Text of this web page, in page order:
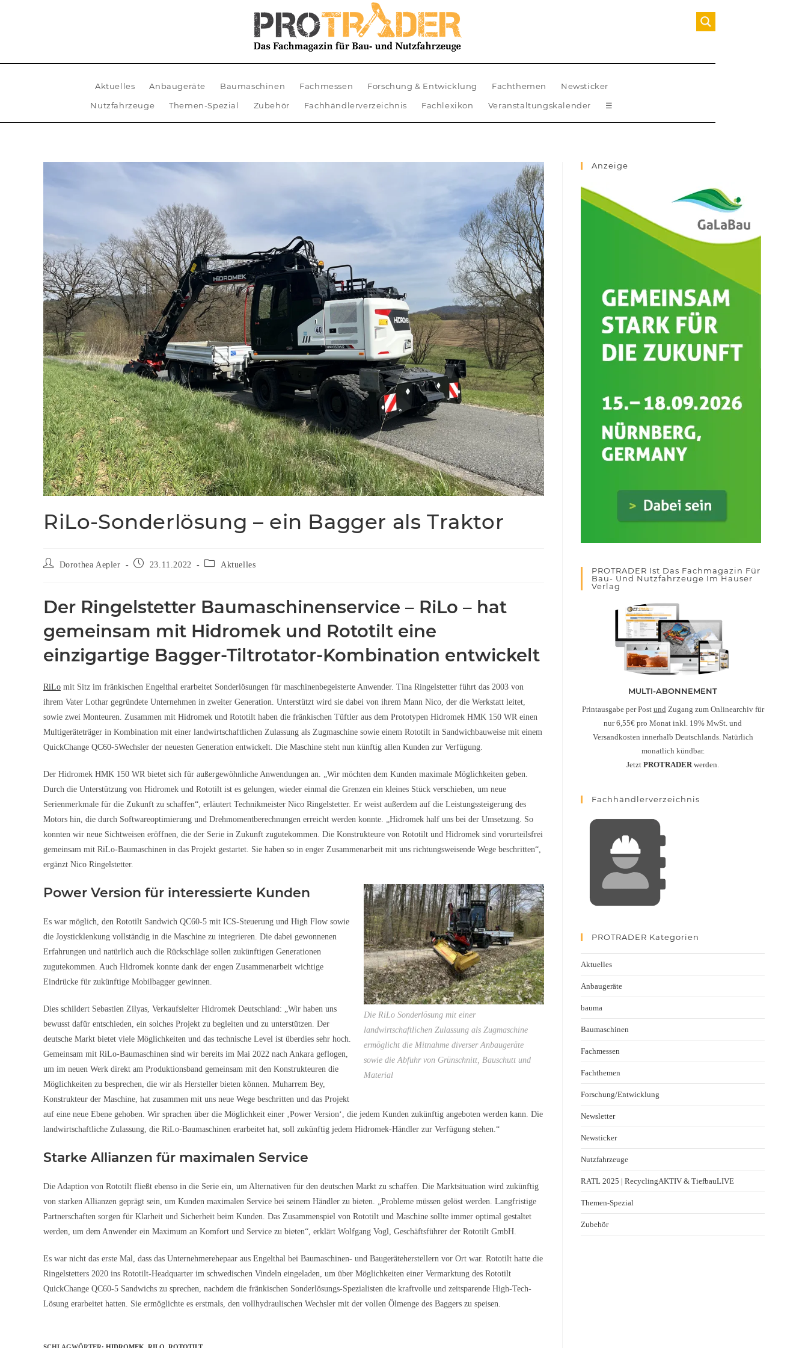
Aktuelles Anbaugeräte Baumaschinen Fachmessen Forschung & Entwicklung Fachthemen
Newsticker
Nutzfahrzeuge
Themen-Spezial Zubehör Fachhändlerverzeichnis Fachlexikon Veranstaltungskalender ☰
RiLo-Sonderlösung – ein Bagger als Traktor
Dorothea Aepler 23.11.2022 Aktuelles
Der Ringelstetter Baumaschinenservice – RiLo – hat
gemeinsam mit Hidromek und Rototilt eine
einzigartige Bagger-Tiltrotator-Kombination entwickelt
RiLo mit Sitz im fränkischen Engelthal erarbeitet Sonderlösungen für maschinenbegeisterte Anwender. Tina Ringelstetter führt das 2003 von
ihrem Vater Lothar gegründete Unternehmen in zweiter Generation. Unterstützt wird sie dabei von ihrem Mann Nico, der die Werkstatt leitet,
sowie zwei Monteuren. Zusammen mit Hidromek und Rototilt haben die fränkischen Tüftler aus dem Prototypen Hidromek HMK 150 WR einen
Multigeräteträger in Kombination mit einer landwirtschaftlichen Zulassung als Zugmaschine sowie einem Rototilt in Sandwichbauweise mit einem
QuickChange QC60-5Wechsler der neuesten Generation entwickelt. Die Maschine steht nun künftig allen Kunden zur Verfügung.
Der Hidromek HMK 150 WR bietet sich für außergewöhnliche Anwendungen an. „Wir möchten dem Kunden maximale Möglichkeiten geben.
Durch die Unterstützung von Hidromek und Rototilt ist es gelungen, wieder einmal die Grenzen ein kleines Stück verschieben, um neue
Serienmerkmale für die Zukunft zu schaffen“, erläutert Technikmeister Nico Ringelstetter. Er weist außerdem auf die Leistungssteigerung des
Motors hin, die durch Softwareoptimierung und Drehmomentberechnungen erreicht werden konnte. „Hidromek half uns bei der Umsetzung. So
konnten wir neue Sichtweisen eröffnen, die der Serie in Zukunft zugutekommen. Die Konstrukteure von Rototilt und Hidromek sind vorurteilsfrei
gemeinsam mit RiLo-Baumaschinen in das Projekt gestartet. Sie haben so in enger Zusammenarbeit mit uns richtungsweisende Wege beschritten“,
ergänzt Nico Ringelstetter.
Die RiLo Sonderlösung mit einer
landwirtschaftlichen Zulassung als Zugmaschine
ermöglicht die Mitnahme diverser Anbaugeräte
sowie die Abfuhr von Grünschnitt, Bauschutt und
Material
Power Version für interessierte Kunden
Es war möglich, den Rototilt Sandwich QC60-5 mit ICS-Steuerung und High Flow sowie
die Joysticklenkung vollständig in die Maschine zu integrieren. Die dabei gewonnenen
Erfahrungen und natürlich auch die Rückschläge sollen zukünftigen Generationen
zugutekommen. Auch Hidromek konnte dank der engen Zusammenarbeit wichtige
Eindrücke für zukünftige Mobilbagger gewinnen.
Dies schildert Sebastien Zilyas, Verkaufsleiter Hidromek Deutschland: „Wir haben uns
bewusst dafür entschieden, ein solches Projekt zu begleiten und zu unterstützen. Der
deutsche Markt bietet viele Möglichkeiten und das technische Level ist überdies sehr hoch.
Gemeinsam mit RiLo-Baumaschinen sind wir bereits im Mai 2022 nach Ankara geflogen,
um im neuen Werk direkt am Produktionsband gemeinsam mit den Konstrukteuren die
Möglichkeiten zu besprechen, die wir als Hersteller bieten können. Muharrem Bey,
Konstrukteur der Maschine, hat zusammen mit uns neue Wege beschritten und das Projekt
auf eine neue Ebene gehoben. Wir sprachen über die Möglichkeit einer ‚Power Version‘, die jedem Kunden zukünftig angeboten werden kann. Die
landwirtschaftliche Zulassung, die RiLo-Baumaschinen erarbeitet hat, soll zukünftig jedem Hidromek-Händler zur Verfügung stehen.“
Starke Allianzen für maximalen Service
Die Adaption von Rototilt fließt ebenso in die Serie ein, um Alternativen für den deutschen Markt zu schaffen. Die Marktsituation wird zukünftig
von starken Allianzen geprägt sein, um Kunden maximalen Service bei seinem Händler zu bieten. „Probleme müssen gelöst werden. Langfristige
Partnerschaften sorgen für Klarheit und Sicherheit beim Kunden. Das Zusammenspiel von Rototilt und Maschine sollte immer optimal gestaltet
werden, um dem Anwender ein Maximum an Komfort und Service zu bieten“, erklärt Wolfgang Vogl, Geschäftsführer der Rototilt GmbH.
Es war nicht das erste Mal, dass das Unternehmerehepaar aus Engelthal bei Baumaschinen- und Baugeräteherstellern vor Ort war. Rototilt hatte die
Ringelstetters 2020 ins Rototilt-Headquarter im schwedischen Vindeln eingeladen, um über Möglichkeiten einer Vermarktung des Rototilt
QuickChange QC60-5 Sandwichs zu sprechen, nachdem die fränkischen Sonderlösungs-Spezialisten die kraftvolle und zeitsparende High-Tech-
Lösung erarbeitet hatten. Sie ermöglichte es erstmals, den vollhydraulischen Wechsler mit der vollen Ölmenge des Baggers zu speisen.
Anzeige
PROTRADER Ist Das Fachmagazin Für
Bau- Und Nutzfahrzeuge Im Hauser
Verlag
MULTI-ABONNEMENT
Printausgabe per Post und Zugang zum Onlinearchiv für
nur 6,55€ pro Monat inkl. 19% MwSt. und
Versandkosten innerhalb Deutschlands. Natürlich
monatlich kündbar.
Jetzt PROTRADERwerden.
Fachhändlerverzeichnis
PROTRADER Kategorien
Aktuelles
Anbaugeräte
bauma
Baumaschinen
Fachmessen
Fachthemen
Forschung/Entwicklung
Newsletter
Newsticker
Nutzfahrzeuge
RATL 2025 | RecyclingAKTIV & TiefbauLIVE
Themen-Spezial
Zubehör